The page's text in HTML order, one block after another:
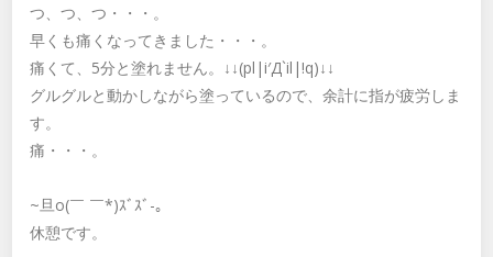
つ、つ、つ・・・。
早くも痛くなってきました・・・。
痛くて、5分と塗れません。↓↓(pl|i′Д`il|!q)↓↓
グルグルと動かしながら塗っているので、余計に指が疲労しま
す。
痛・・・。
~旦o(￣ ￣*)ｽﾞｽﾞ-。
休憩です。